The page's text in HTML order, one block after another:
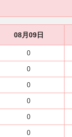
08月09日
0
0
0
0
0
0